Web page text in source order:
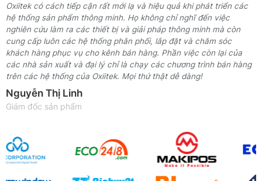
Oxiitek có cách tiếp cận rất mới lạ và hiệu quả khi phát triển các
hệ thống sản phẩm thông minh. Họ không chỉ nghĩ đến việc
nghiên cứu làm ra các thiết bị và giải pháp thông minh mà còn
cung cấp luôn các hệ thống phân phối, lắp đặt và chăm sóc
khách hàng phục vụ cho kênh bán hàng. Phần việc còn lại của
các nhà sản xuất và đại lý chỉ là chạy các chương trình bán hàng
trên các hệ thống của Oxiitek. Mọi thứ thật dễ dàng!
Nguyễn Thị Linh
Giám đốc sản phẩm